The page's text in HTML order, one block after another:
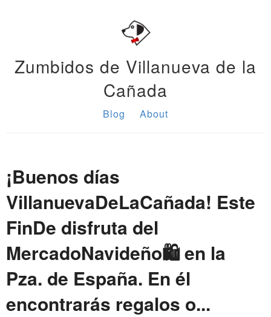
Zumbidos de Villanueva de la
Cañada
Blog About
¡Buenos días
VillanuevaDeLaCañada! Este
FinDe disfruta del
MercadoNavideño🛍 en la
Pza. de España. En él
encontrarás regalos o...